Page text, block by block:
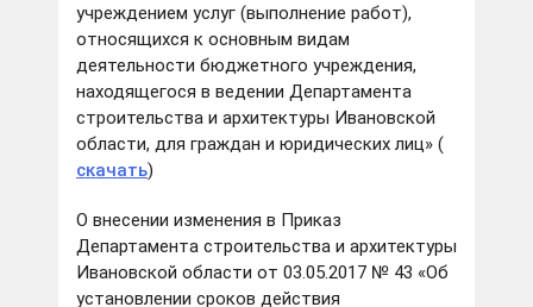
учреждением услуг (выполнение работ),
относящихся к основным видам
деятельности бюджетного учреждения,
находящегося в ведении Департамента
строительства и архитектуры Ивановской
области, для граждан и юридических лиц» (
скачать)
О внесении изменения в Приказ
Департамента строительства и архитектуры
Ивановской области от 03.05.2017 № 43 «Об
установлении сроков действия